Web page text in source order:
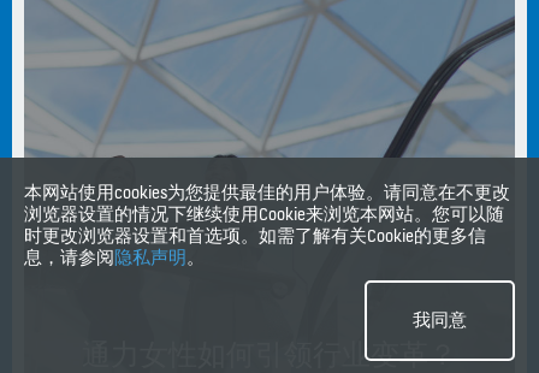
通力女性如何引领行业变革？
本网站使用cookies为您提供最佳的用户体验。请同意在不更改
浏览器设置的情况下继续使用Cookie来浏览本网站。您可以随
时更改浏览器设置和首选项。如需了解有关Cookie的更多信
息，请参阅隐私声明。
我同意